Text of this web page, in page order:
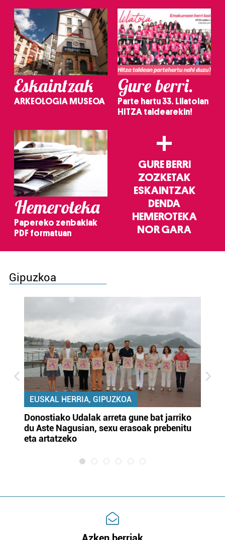
Eskaintzak
ARKEOLOGIA MUSEOA
Gure berri.
Parte hartu 33. Lilatoian
HITZA taldearekin!
Hemeroteka
Papereko zenbakiak
PDF formatuan
+
GURE BERRI
ZOZKETAK
ESKAINTZAK
DENDA
HEMEROTEKA
NOR GARA
Gipuzkoa
EUSKAL HERRIA, GIPUZKOA
Donostiako Udalak arreta gune bat jarriko
du Aste Nagusian, sexu erasoak prebenitu
eta artatzeko